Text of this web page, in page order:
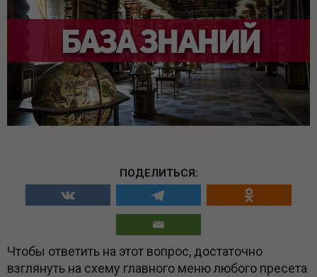
ПОДЕЛИТЬСЯ:
Чтобы ответить на этот вопрос, достаточно
взглянуть на схему главного меню любого пресета